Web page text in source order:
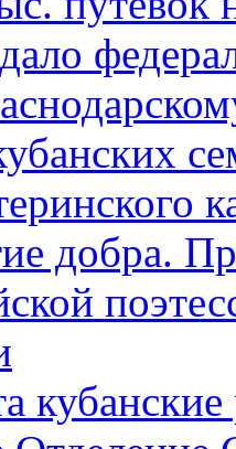
добра.